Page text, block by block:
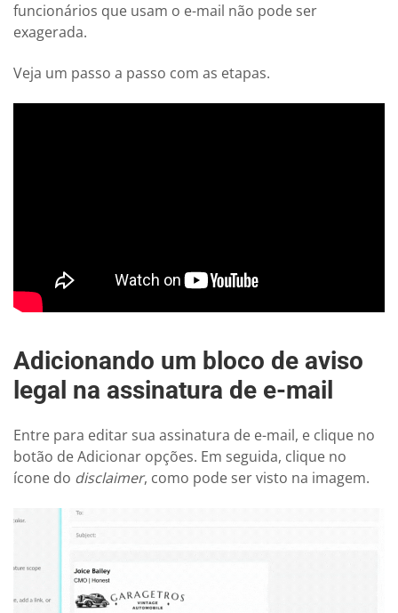
funcionários que usam o e-mail não pode ser
exagerada.
Veja um passo a passo com as etapas.
Adicionando um bloco de aviso
legal na assinatura de e-mail
Entre para editar sua assinatura de e-mail, e clique no
botão de Adicionar opções. Em seguida, clique no
ícone do disclaimer, como pode ser visto na imagem.